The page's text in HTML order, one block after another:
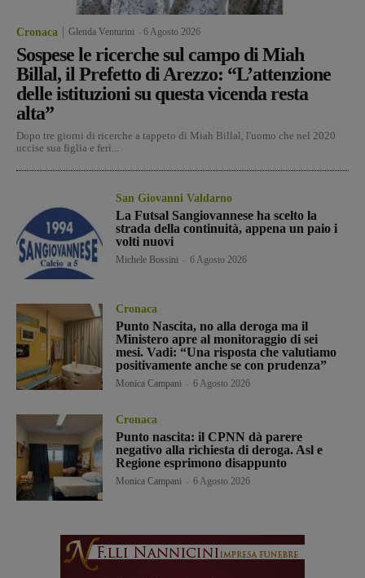
Cronaca Glenda Venturini 6 Agosto 2026
Sospese le ricerche sul campo di Miah
Billal, il Prefetto di Arezzo: “L’attenzione
delle istituzioni su questa vicenda resta
alta”
Dopo tre giorni di ricerche a tappeto di Miah Billal, l'uomo che nel 2020
uccise sua figlia e ferì...
San Giovanni Valdarno
La Futsal Sangiovannese ha scelto la
strada della continuità, appena un paio i
volti nuovi
Michele Bossini 6 Agosto 2026
Cronaca
Punto Nascita, no alla deroga ma il
Ministero apre al monitoraggio di sei
mesi. Vadi: “Una risposta che valutiamo
positivamente anche se con prudenza”
Monica Campani 6 Agosto 2026
Cronaca
Punto nascita: il CPNN dà parere
negativo alla richiesta di deroga. Asl e
Regione esprimono disappunto
Monica Campani 6 Agosto 2026